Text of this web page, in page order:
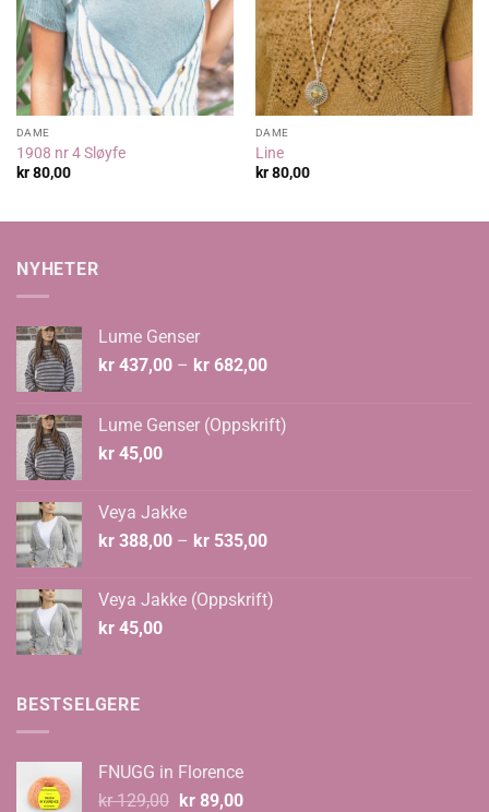
DAME
1908 nr 4 Sløyfe
kr80,00
DAME
Line
kr80,00
NYHETER
Lume Genser
kr 437,00 – kr 682,00Prisområde:
kr 682,00
Lume Genser (Oppskrift)
kr 45,00
Veya Jakke
kr 388,00 – kr 535,00Prisområde:
kr 535,00
Veya Jakke (Oppskrift)
kr 45,00
BESTSELGERE
FNUGG in Florence
kr129,00 Opprinnelig
kr89,00Nåværende